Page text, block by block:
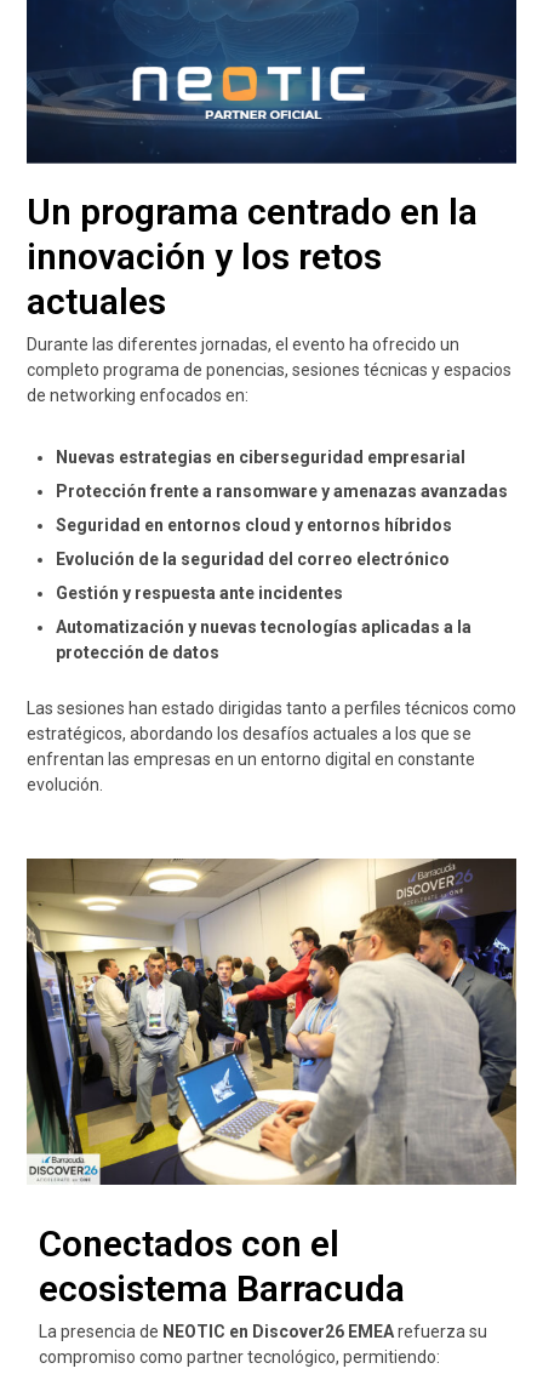
Un programa centrado en la
innovación y los retos
actuales
Durante las diferentes jornadas, el evento ha ofrecido un
completo programa de ponencias, sesiones técnicas y espacios
de networking enfocados en:
Nuevas estrategias en ciberseguridad empresarial
Protección frente a ransomware y amenazas avanzadas
Seguridad en entornos cloud y entornos híbridos
Evolución de la seguridad del correo electrónico
Gestión y respuesta ante incidentes
Automatización y nuevas tecnologías aplicadas a la
protección de datos
Las sesiones han estado dirigidas tanto a perfiles técnicos como
estratégicos, abordando los desafíos actuales a los que se
enfrentan las empresas en un entorno digital en constante
evolución.
Conectados con el
ecosistema Barracuda
La presencia de NEOTIC en Discover26 EMEArefuerza su
compromiso como partner tecnológico, permitiendo: